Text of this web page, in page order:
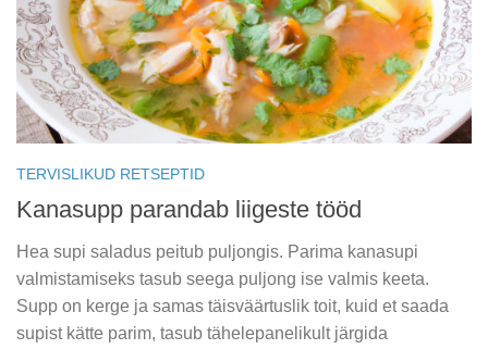
TERVISLIKUD RETSEPTID
Kanasupp parandab liigeste tööd
Hea supi saladus peitub puljongis. Parima kanasupi
valmistamiseks tasub seega puljong ise valmis keeta.
Supp on kerge ja samas täisväärtuslik toit, kuid et saada
supist kätte parim, tasub tähelepanelikult järgida